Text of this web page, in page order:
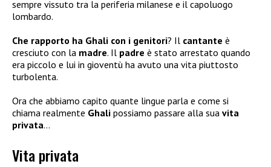
sempre vissuto tra la periferia milanese e il capoluogo
lombardo.
Che rapporto ha Ghali con i genitori? Il cantante è
cresciuto con la madre. Il padre è stato arrestato quando
era piccolo e lui in gioventù ha avuto una vita piuttosto
turbolenta.
Ora che abbiamo capito quante lingue parla e come si
chiama realmente Ghali possiamo passare alla sua vita
privata…
Vita privata